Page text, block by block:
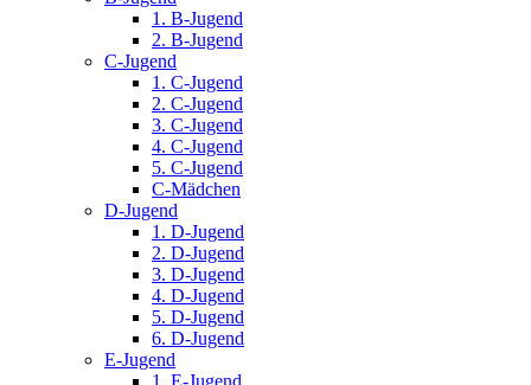
1. B-Jugend
2. B-Jugend
C-Jugend
1. C-Jugend
2. C-Jugend
3. C-Jugend
4. C-Jugend
5. C-Jugend
C-Mädchen
D-Jugend
1. D-Jugend
2. D-Jugend
3. D-Jugend
4. D-Jugend
5. D-Jugend
6. D-Jugend
E-Jugend
1. E-Jugend